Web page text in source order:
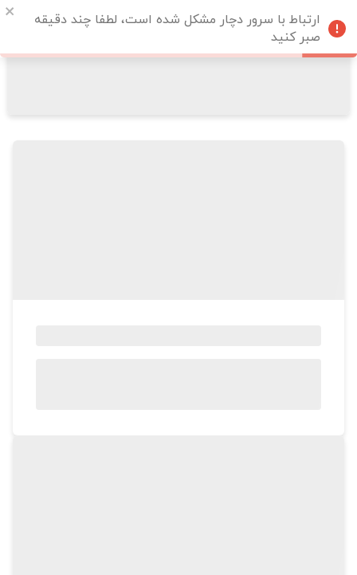
ارتباط با سرور دچار مشکل شده است، لطفا چند دقیقه
صبر کنید